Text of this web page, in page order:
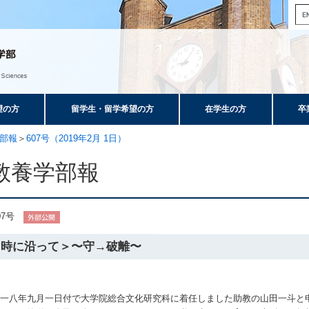
の方 留学生・留学希望の方 在学生の方 卒
報 ＞ 607号（2019年2月 1日）
養学部報
号
に沿って＞〜守→破離〜
八年九月一日付で大学院総合文化研究科に着任しました助教の山田一斗